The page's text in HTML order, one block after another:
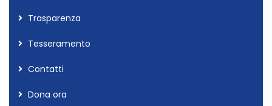
Trasparenza
Tesseramento
Contatti
Dona ora